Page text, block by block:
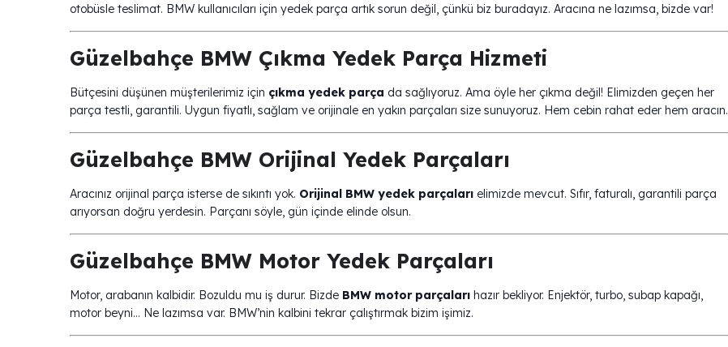
otobüsle teslimat. BMW kullanıcıları için yedek parça artık sorun değil, çünkü biz buradayız. Aracına ne lazımsa, bizde var!
Güzelbahçe BMW Çıkma Yedek Parça Hizmeti
Bütçesini düşünen müşterilerimiz için çıkma yedek parça da sağlıyoruz. Ama öyle her çıkma değil! Elimizden geçen her
parça testli, garantili. Uygun fiyatlı, sağlam ve orijinale en yakın parçaları size sunuyoruz. Hem cebin rahat eder hem aracın.
Güzelbahçe BMW Orijinal Yedek Parçaları
Aracınız orijinal parça isterse de sıkıntı yok. Orijinal BMW yedek parçaları elimizde mevcut. Sıfır, faturalı, garantili parça
arıyorsan doğru yerdesin. Parçanı söyle, gün içinde elinde olsun.
Güzelbahçe BMW Motor Yedek Parçaları
Motor, arabanın kalbidir. Bozuldu mu iş durur. Bizde BMW motor parçaları hazır bekliyor. Enjektör, turbo, subap kapağı,
motor beyni… Ne lazımsa var. BMW’nin kalbini tekrar çalıştırmak bizim işimiz.